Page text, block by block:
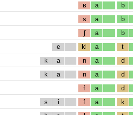
ʁ a b
s a b
ʃ a b
e kl a t
k a n a d
k a n a d
f a d
s i f a k